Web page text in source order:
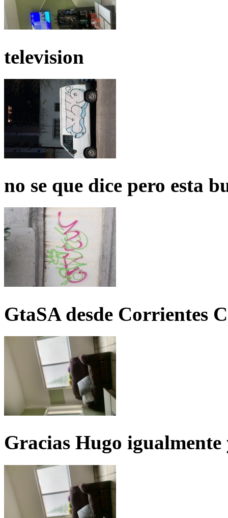
television
no se que dice pero esta
GtaSA desde Corrientes
Gracias Hugo igualmente